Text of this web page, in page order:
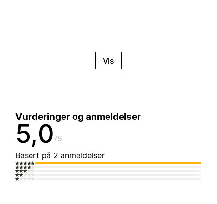
Vis
Vurderinger og anmeldelser
5,0 5
Basert på 2 anmeldelser